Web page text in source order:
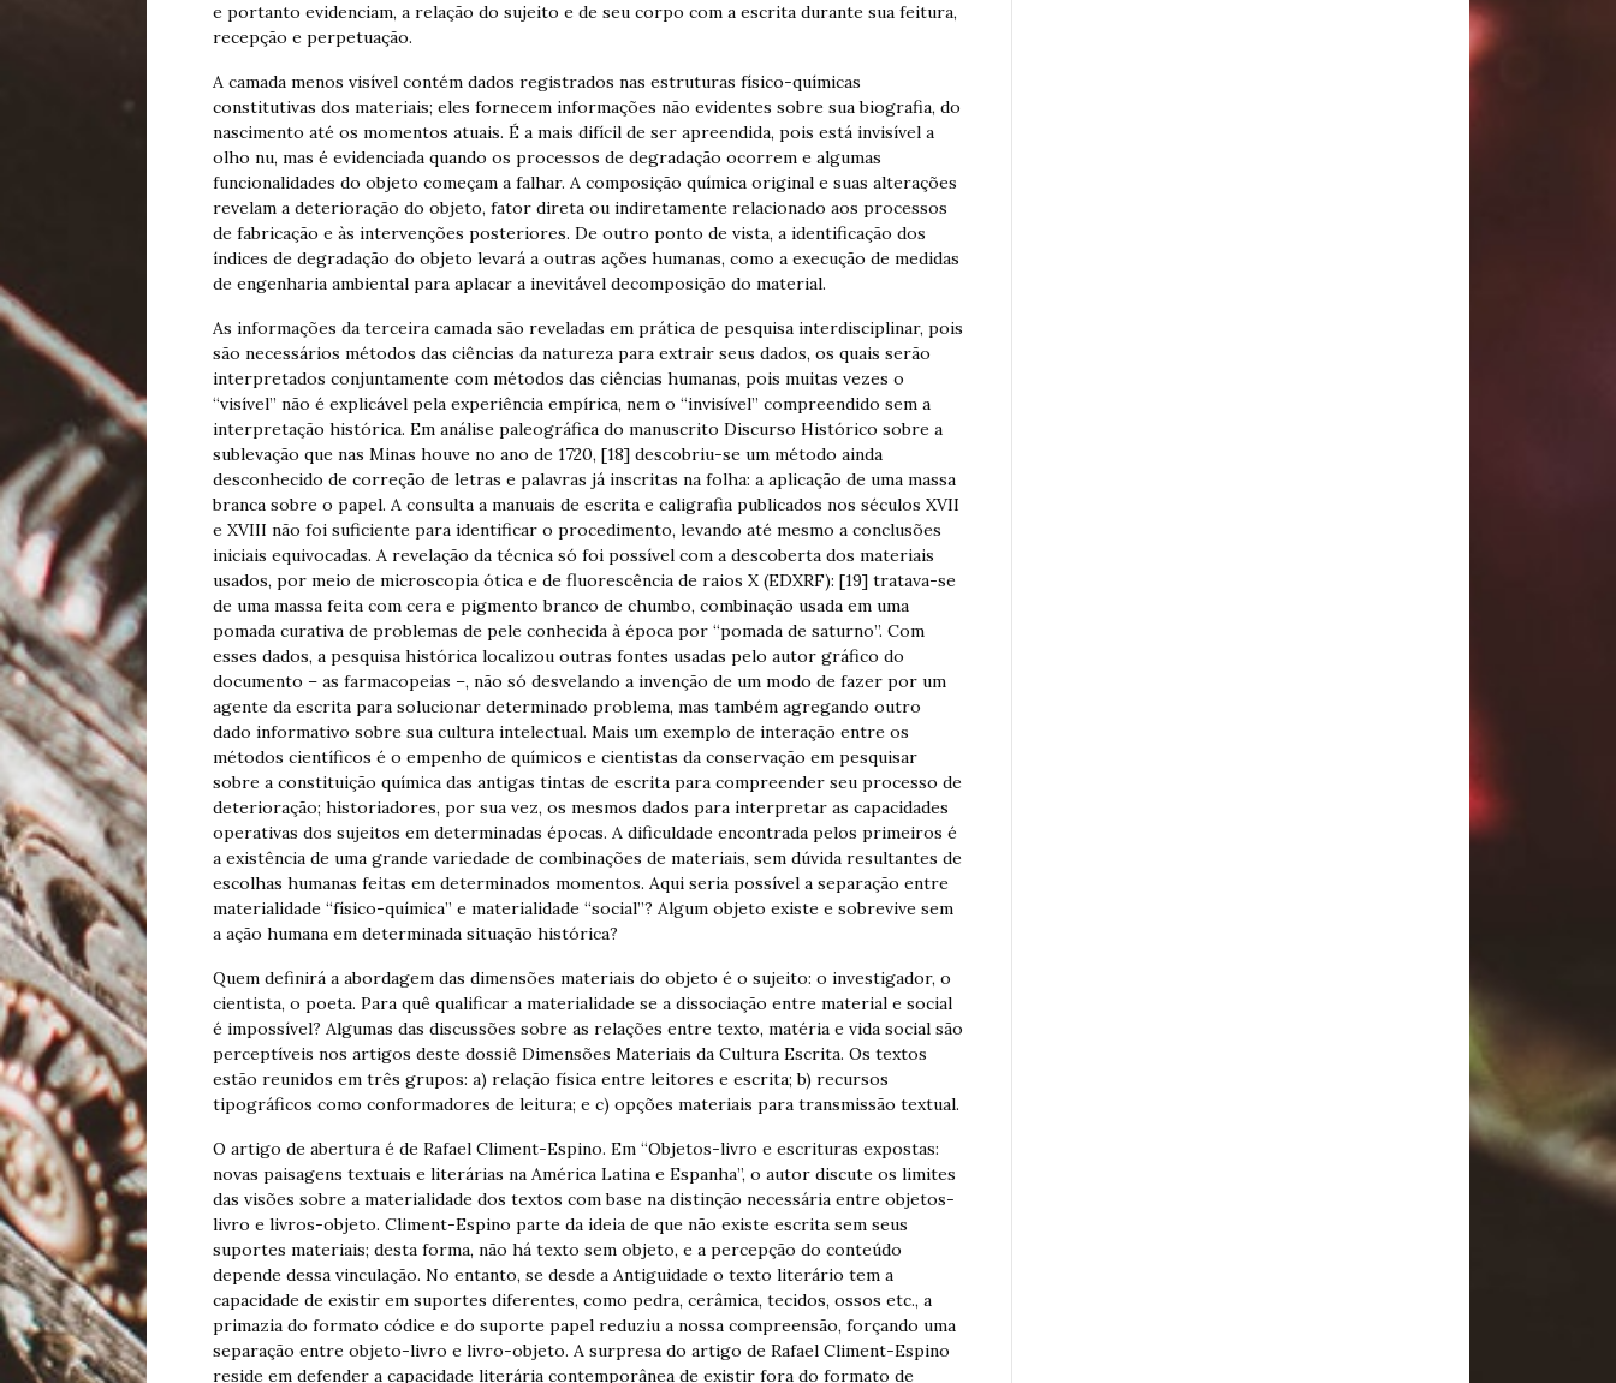
e portanto evidenciam, a relação do sujeito e de seu corpo com a escrita durante sua feitura,
recepção e perpetuação.
A camada menos visível contém dados registrados nas estruturas físico-químicas
constitutivas dos materiais; eles fornecem informações não evidentes sobre sua biografia, do
nascimento até os momentos atuais. É a mais difícil de ser apreendida, pois está invisível a
olho nu, mas é evidenciada quando os processos de degradação ocorrem e algumas
funcionalidades do objeto começam a falhar. A composição química original e suas alterações
revelam a deterioração do objeto, fator direta ou indiretamente relacionado aos processos
de fabricação e às intervenções posteriores. De outro ponto de vista, a identificação dos
índices de degradação do objeto levará a outras ações humanas, como a execução de medidas
de engenharia ambiental para aplacar a inevitável decomposição do material.
As informações da terceira camada são reveladas em prática de pesquisa interdisciplinar, pois
são necessários métodos das ciências da natureza para extrair seus dados, os quais serão
interpretados conjuntamente com métodos das ciências humanas, pois muitas vezes o
“visível” não é explicável pela experiência empírica, nem o “invisível” compreendido sem a
interpretação histórica. Em análise paleográfica do manuscrito Discurso Histórico sobre a
sublevação que nas Minas houve no ano de 1720, [18] descobriu-se um método ainda
desconhecido de correção de letras e palavras já inscritas na folha: a aplicação de uma massa
branca sobre o papel. A consulta a manuais de escrita e caligrafia publicados nos séculos XVII
e XVIII não foi suficiente para identificar o procedimento, levando até mesmo a conclusões
iniciais equivocadas. A revelação da técnica só foi possível com a descoberta dos materiais
usados, por meio de microscopia ótica e de fluorescência de raios X (EDXRF): [19] tratava-se
de uma massa feita com cera e pigmento branco de chumbo, combinação usada em uma
pomada curativa de problemas de pele conhecida à época por “pomada de saturno”. Com
esses dados, a pesquisa histórica localizou outras fontes usadas pelo autor gráfico do
documento – as farmacopeias –, não só desvelando a invenção de um modo de fazer por um
agente da escrita para solucionar determinado problema, mas também agregando outro
dado informativo sobre sua cultura intelectual. Mais um exemplo de interação entre os
métodos científicos é o empenho de químicos e cientistas da conservação em pesquisar
sobre a constituição química das antigas tintas de escrita para compreender seu processo de
deterioração; historiadores, por sua vez, os mesmos dados para interpretar as capacidades
operativas dos sujeitos em determinadas épocas. A dificuldade encontrada pelos primeiros é
a existência de uma grande variedade de combinações de materiais, sem dúvida resultantes de
escolhas humanas feitas em determinados momentos. Aqui seria possível a separação entre
materialidade “físico-química” e materialidade “social”? Algum objeto existe e sobrevive sem
a ação humana em determinada situação histórica?
Quem definirá a abordagem das dimensões materiais do objeto é o sujeito: o investigador, o
cientista, o poeta. Para quê qualificar a materialidade se a dissociação entre material e social
é impossível? Algumas das discussões sobre as relações entre texto, matéria e vida social são
perceptíveis nos artigos deste dossiê Dimensões Materiais da Cultura Escrita. Os textos
estão reunidos em três grupos: a) relação física entre leitores e escrita; b) recursos
tipográficos como conformadores de leitura; e c) opções materiais para transmissão textual.
O artigo de abertura é de Rafael Climent-Espino. Em “Objetos-livro e escrituras expostas:
novas paisagens textuais e literárias na América Latina e Espanha”, o autor discute os limites
das visões sobre a materialidade dos textos com base na distinção necessária entre objetos-
livro e livros-objeto. Climent-Espino parte da ideia de que não existe escrita sem seus
suportes materiais; desta forma, não há texto sem objeto, e a percepção do conteúdo
depende dessa vinculação. No entanto, se desde a Antiguidade o texto literário tem a
capacidade de existir em suportes diferentes, como pedra, cerâmica, tecidos, ossos etc., a
primazia do formato códice e do suporte papel reduziu a nossa compreensão, forçando uma
separação entre objeto-livro e livro-objeto. A surpresa do artigo de Rafael Climent-Espino
reside em defender a capacidade literária contemporânea de existir fora do formato de